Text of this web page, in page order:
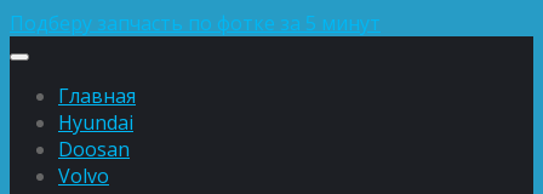
Подберу запчасть по фотке за 5 минут
Главная
Hyundai
Doosan
Volvo